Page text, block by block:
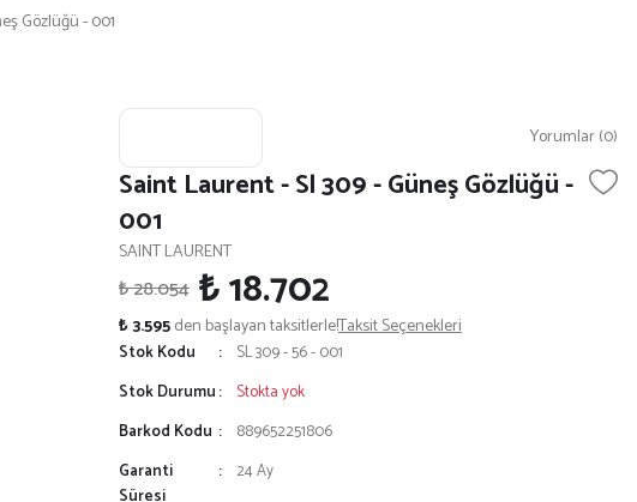
Gözlüğü - 001
Yorumlar (0)
Saint Laurent - Sl 309 - Güneş Gözlüğü -
001
SAINT LAURENT
₺ 28.054 ₺ 18.702
₺ 3.595den başlayan taksitlerle!Taksit Seçenekleri
Stok Kodu
SL 309 - 56 - 001
Stok Durumu
Stokta yok
Barkod Kodu
889652251806
Garanti
Süresi
24 Ay